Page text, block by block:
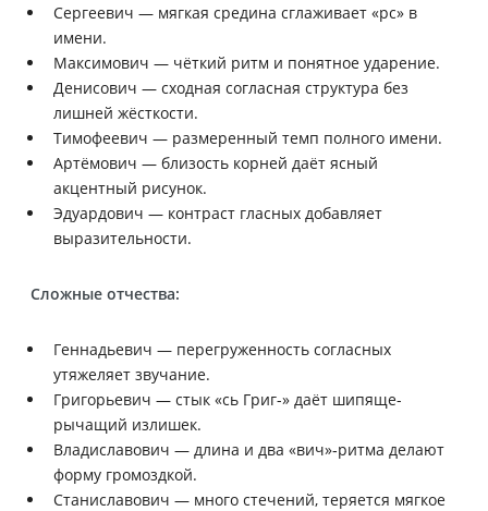
Сергеевич — мягкая средина сглаживает «рс» в
имени.
Максимович — чёткий ритм и понятное ударение.
Денисович — сходная согласная структура без
лишней жёсткости.
Тимофеевич — размеренный темп полного имени.
Артёмович — близость корней даёт ясный
акцентный рисунок.
Эдуардович — контраст гласных добавляет
выразительности.
Сложные отчества:
Геннадьевич — перегруженность согласных
утяжеляет звучание.
Григорьевич — стык «сь Григ-» даёт шипяще-
рычащий излишек.
Владиславович — длина и два «вич»‑ритма делают
форму громоздкой.
Станиславович — много стечений, теряется мягкое